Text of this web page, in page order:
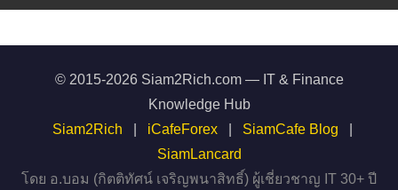
© 2015-2026 Siam2Rich.com — IT & Finance
Knowledge Hub
Siam2Rich
iCafeForex SiamCafe Blog
SiamLancard
โดย อ.บอม (กิตติทัศน์ เจริญพนาสิทธิ์) ผู้เชี่ยวชาญ IT 30+ ปี